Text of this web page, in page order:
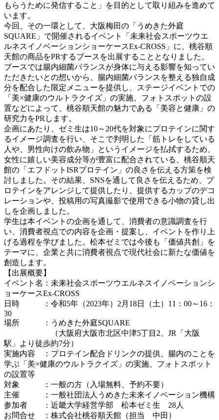
もらうために発信すること」を目的として取り組みを進めて
います。
今回、その一環として、大阪梅田の「うめきた外庭
SQUARE」で開催されるイベント「未来社会スポーツウエ
ルネスイノベーションショーケースEx-CROSS」に、桃谷順
天館の商品をPRするブースを出展することとなりました。
ブースでは腸内細菌バランスが身体に与える影響を知ってい
ただきたいとの想いから、腸内細菌バランスを整える独自成
分を配合した限定メニューを提供し、ステージイベントでの
「美×健康のウルトラクイズ」の実施、フォトスポットの設
置などによって、桃谷順天館の魅力である「美容と健康」の
研究力をPRします。
企画にあたり、ゼミ生は10～20代を対象にプロテインに関す
るイメージ調査を行い、そこで判明した「筋トレをしている
人や、男性向けの飲み物」というイメージを払拭するため、
女性に嬉しい美容成分等が豊富に配合されている、桃谷順天
館の「エフドットISRプロテイン」の良さを伝える方策を検
討しました。その結果、SNSを通して良さを伝えるため、プ
ロテインをアレンジして提供したり、提供するカップのデコ
レーションや、投稿用の写真撮影で使用できる小物の貸し出
しを企画しました。
学生は本イベントの企画を通して、消費者の意識調査を行
い、消費者視点での内容を企画・提案し、イベントを作り上
げる過程を学びました。松本ゼミでは今後も「価値共創」を
テーマに、企業と共に消費者視点で現代社会に新たな価値を
創造します。
【出展概要】
イベント名：未来社会スポーツウエルネスイノベーションシ
ョーケースEx-CROSS
日時 ：令和5年（2023年）2月18日（土）11：00～16：
30
場所 ：うめきた外庭SQUARE
（大阪府大阪市北区中津5丁目2、JR「大阪
駅」より徒歩約7分）
実施内容 ：プロテイン配合ドリンクの提供、腸内のことを
学ぶ「美×健康のウルトラクイズ」の実施、フォトスポット
の設置等
対象 ：一般の方（入場無料、予約不要）
主催 ：一般社団法人うめきた未来イノベーション機構
参加者 ：近畿大学経営学部 松本ゼミ生 28人
お問合せ ：株式会社桃谷順天館（担当 中田）